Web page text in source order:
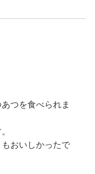
つを食べられま
おいしかったで